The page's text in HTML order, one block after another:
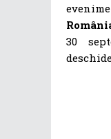
30